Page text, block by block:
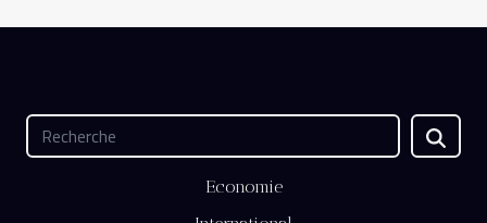
Economie